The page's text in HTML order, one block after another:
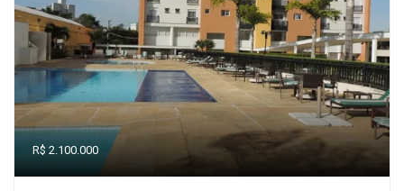
R$ 2.100.000